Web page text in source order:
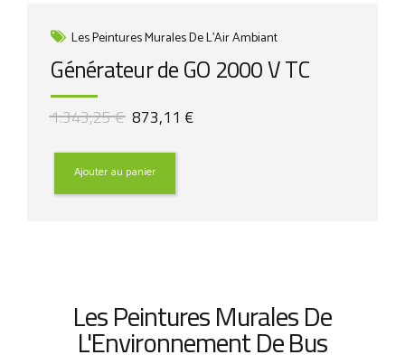
Les Peintures Murales De L'Air Ambiant
Générateur de GO 2000 V TC
1.343,25€ Le
initial
était :
1.343,25 €.
873,11 €Le
Ajouter au panier
Les Peintures Murales De
L'Environnement De Bus